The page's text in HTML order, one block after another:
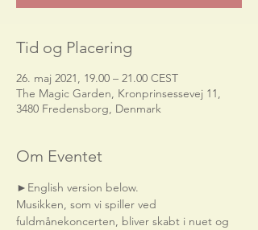
Tid og Placering
26. maj 2021, 19.00 – 21.00 CEST
The Magic Garden, Kronprinsessevej 11,
3480 Fredensborg, Denmark
Om Eventet
►English version below.
Musikken, som vi spiller ved
fuldmånekoncerten, bliver skabt i nuet og